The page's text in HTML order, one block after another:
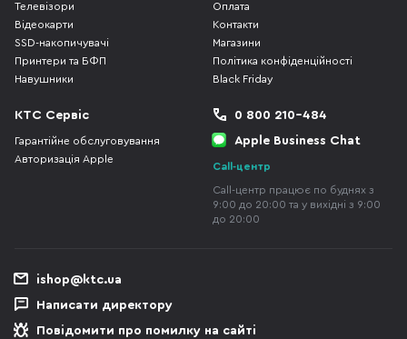
Телевізори
Відеокарти
SSD-накопичувачі
Принтери та БФП
Навушники
Оплата
Контакти
Магазини
Політика конфіденційності
Black Friday
КТС Сервіс
Гарантійне обслуговування
Авторизація Apple
0 800 210-484
Apple Business Chat
Call-центр
Call-центр працює по буднях з
9:00 до 20:00 та у вихідні з 9:00
до 20:00
ishop@ktc.ua
Написати директору
Повідомити про помилку на сайті